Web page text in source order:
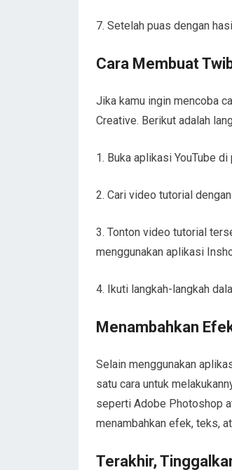
7. Setelah puas dengan
Cara Membuat
Jika kamu ingin mencoba
Creative. Berikut adalah
1. Buka aplikasi YouTube
2. Cari video tutorial
3. Tonton video tutorial
menggunakan aplikasi
4. Ikuti langkah-langkah
Menambahkan
Selain menggunakan
satu cara untuk
seperti Adobe Photoshop
menambahkan efek, teks,
Terakhir,